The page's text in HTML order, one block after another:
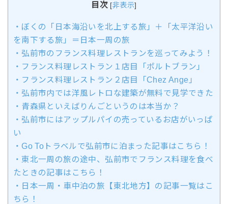
目次 [非表示]
・ぼくの「日本海沿いを北上する旅」＋「太平洋沿い
を南下する旅」＝日本一周の旅
・弘前市のフランス料理レストランを巡ってみよう！
・フランス料理レストラン１店目「ポルトブラン」
・フランス料理レストラン２店目「Chez Ange」
・弘前市内では洋風レトロな建築が無料で見学できた
・青森県といえばりんごというのは本当か？
・弘前市にはアップルパイの売っているお店がいっぱ
い
・Go Toトラベルで弘前市に泊まった記事はこちら！
・東北一周の旅の途中、弘前市でフランス料理を食べ
たときの記事はこちら！
・日本一周・車中泊の旅【東北地方】の記事一覧はこ
ちら！